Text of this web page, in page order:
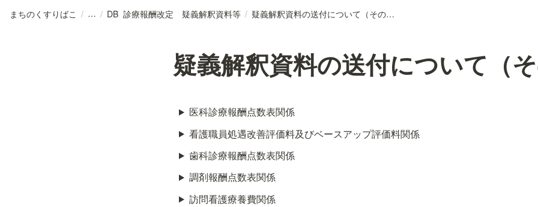
まちのくすりばこ / / DB_診療報酬改定 疑義解釈資料等 / 疑義解釈資料の送付について（その３）
疑義解釈資料の送付について（
医科診療報酬点数表関係
看護職員処遇改善評価料及びベースアップ評価料関係
歯科診療報酬点数表関係
調剤報酬点数表関係
訪問看護療養費関係